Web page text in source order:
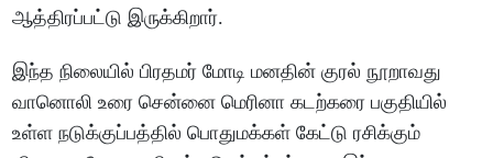
ஆத்திரப்பட்டு இருக்கிறார்.
இந்த நிலையில் பிரதமர் மோடி மனதின் குரல் நூறாவது
வானொலி உரை சென்னை மெரினா கடற்கரை பகுதியில்
உள்ள நடுக்குப்பத்தில் பொதுமக்கள் கேட்டு ரசிக்கும்